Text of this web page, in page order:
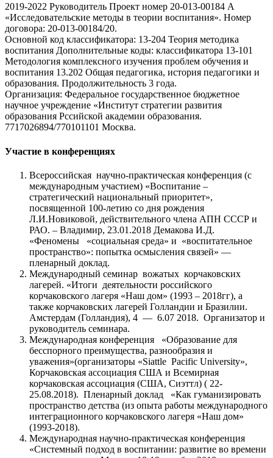
2019-2022 Руководитель Проект номер 20-013-00184 А
«Исследовательские методы в теории воспитания». Номер
договора: 20-013-00184/20.
Основной код классификатора: 13-204 Теория методика
воспитания Дополнительные коды: классификатора 13-101
Методология комплексного изучения проблем обучения и
воспитания 13.202 Общая педагогика, история педагогики и
образования. Продолжительность 3 года.
Организация: Федеральное государственное бюджетное
научное учреждение «Институт стратегии развития
образования Рссийской академии образования.
7717026894/770101101 Москва.
Участие в конференциях
Всероссийская научно-практическая конференция (с
международным участием) «Воспитание –
стратегический национальный приоритет»,
посвященной 100-летию со дня рождения
Л.И.Новиковой, действительного члена АПН СССР и
РАО. – Владимир, 23.01.2018 Демакова И.Д.
«Феномены «социальная среда» и «воспитательное
пространство»: попытка осмысления связей» —
пленарный доклад.
Международный семинар вожатых корчаковских
лагерей. «Итоги деятельности российского
корчаковского лагеря «Наш дом» (1993 – 2018гг), а
также корчаковских лагерей Голландии и Бразилии.
Амстердам (Голландия), 4 — 6.07 2018. Организатор и
руководитель семинара.
Международная конференция «Образование для
бесспорного преимущества, разнообразия и
уважения»(организаторы «Siattle Pacific University»,
Корчаковская ассоциация США и Всемирная
корчаковская ассоциация (США, Сиэттл) ( 22-
25.08.2018). Пленарный доклад «Как гуманизировать
пространство детства (из опыта работы международного
интеграционного корчаковского лагеря «Наш дом»
(1993-2018).
Международная научно-практическая конференция
«Системный подход в воспитании: развитие во времени